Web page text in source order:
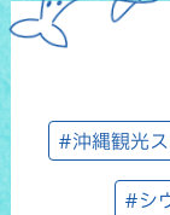
#沖縄観光
#シ